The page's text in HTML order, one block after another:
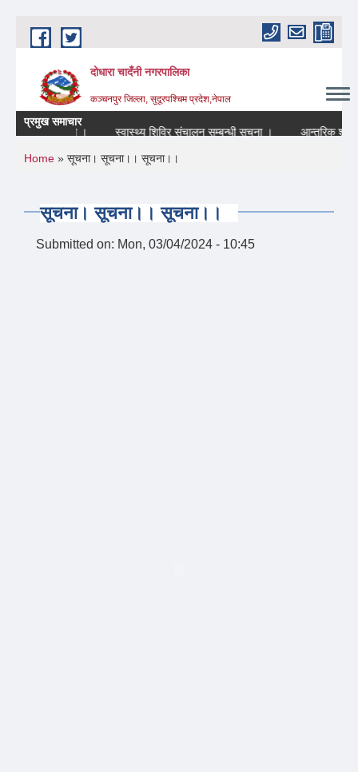
Skip to main content
दोधारा चादँनी नगरपालिका
कञ्चनपुर जिल्ला, सुदूरपश्चिम प्रदेश,नेपाल
प्रमुख समाचार
सूचना ।
स्वास्थ्य शिविर संचालन सम्बन्धी सूचना । आन्तरिक श्रोत
You are here
Home » सूचना। सूचना।। सूचना।।
सूचना। सूचना।। सूचना।।
Submitted on: Mon, 03/04/2024 - 10:45